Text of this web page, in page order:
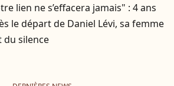
lien ne s’effacera jamais" : 4 ans
le départ de Daniel Lévi, sa femme
du silence